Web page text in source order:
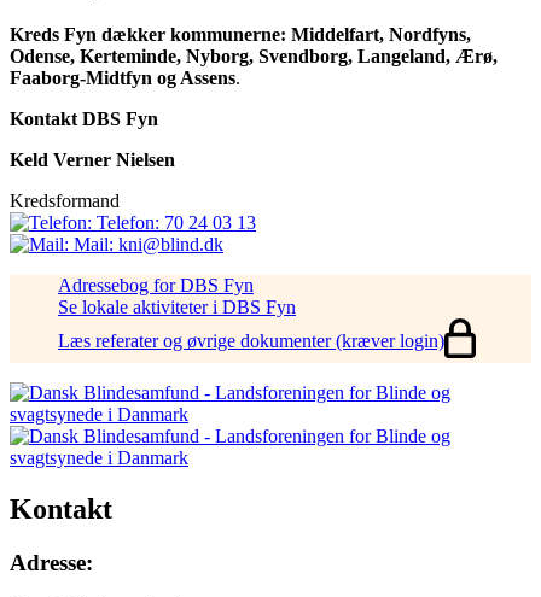
Kreds Fyn dækker kommunerne: Middelfart, Nordfyns,
Odense, Kerteminde, Nyborg, Svendborg, Langeland, Ærø,
Faaborg-Midtfyn og Assens.
Kontakt DBS Fyn
Keld Verner Nielsen
Kredsformand
Telefon: 70 24 03 13
Mail: kni@blind.dk
Adressebog for DBS Fyn
Se lokale aktiviteter i DBS Fyn
Læs referater og øvrige dokumenter (kræver login)
Denne
side
gemt
login
Kontakt
Adresse: